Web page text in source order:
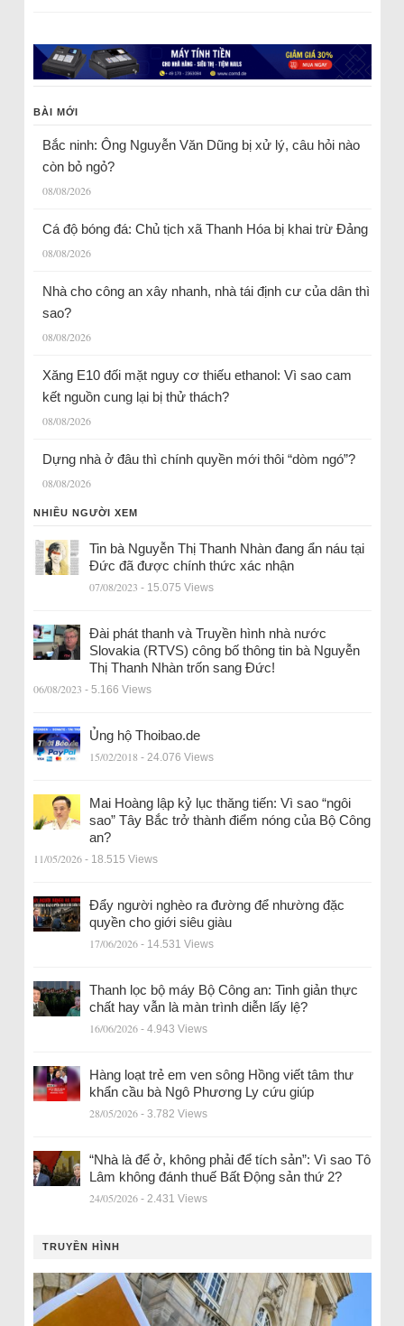
BÀI MỚI
Bắc ninh: Ông Nguyễn Văn Dũng bị xử lý, câu hỏi nào
còn bỏ ngỏ?
08/08/2026
Cá độ bóng đá: Chủ tịch xã Thanh Hóa bị khai trừ Đảng
08/08/2026
Nhà cho công an xây nhanh, nhà tái định cư của dân thì
sao?
08/08/2026
Xăng E10 đối mặt nguy cơ thiếu ethanol: Vì sao cam
kết nguồn cung lại bị thử thách?
08/08/2026
Dựng nhà ở đâu thì chính quyền mới thôi “dòm ngó”?
08/08/2026
NHIỀU NGƯỜI XEM
Tin bà Nguyễn Thị Thanh Nhàn đang ẩn náu tại
Đức đã được chính thức xác nhận
07/08/2023 - 15.075 Views
Đài phát thanh và Truyền hình nhà nước
Slovakia (RTVS) công bố thông tin bà Nguyễn
Thị Thanh Nhàn trốn sang Đức!
06/08/2023 - 5.166 Views
Ủng hộ Thoibao.de
15/02/2018 - 24.076 Views
Mai Hoàng lập kỷ lục thăng tiến: Vì sao “ngôi
sao” Tây Bắc trở thành điểm nóng của Bộ Công
an?
11/05/2026 - 18.515 Views
Đẩy người nghèo ra đường để nhường đặc
quyền cho giới siêu giàu
17/06/2026 - 14.531 Views
Thanh lọc bộ máy Bộ Công an: Tinh giản thực
chất hay vẫn là màn trình diễn lấy lệ?
16/06/2026 - 4.943 Views
Hàng loạt trẻ em ven sông Hồng viết tâm thư
khẩn cầu bà Ngô Phương Ly cứu giúp
28/05/2026 - 3.782 Views
“Nhà là để ở, không phải để tích sản”: Vì sao Tô
Lâm không đánh thuế Bất Động sản thứ 2?
24/05/2026 - 2.431 Views
TRUYỀN HÌNH